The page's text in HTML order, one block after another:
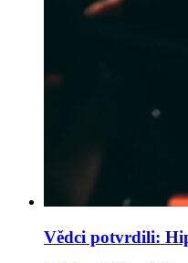
Vědci potvrdili: